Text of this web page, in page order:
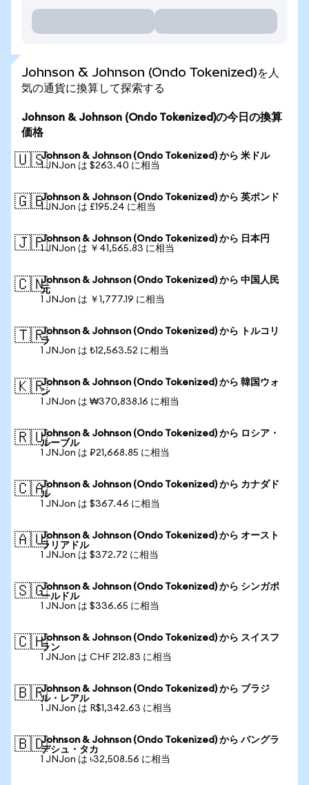
Johnson & Johnson (Ondo Tokenized)を人
気の通貨に換算して探索する
Johnson & Johnson (Ondo Tokenized)の今日の換算
価格
🇺🇸Johnson & Johnson (Ondo Tokenized) から 米ドル
1 JNJon は $263.40 に相当
🇬🇧Johnson & Johnson (Ondo Tokenized) から 英ポンド
1 JNJon は £195.24 に相当
🇯🇵Johnson & Johnson (Ondo Tokenized) から 日本円
1 JNJon は ￥41,565.83 に相当
🇨🇳Johnson & Johnson (Ondo Tokenized) から 中国人民
元
1 JNJon は ￥1,777.19 に相当
🇹🇷Johnson & Johnson (Ondo Tokenized) から トルコリ
ラ
1 JNJon は ₺12,563.52 に相当
🇰🇷Johnson & Johnson (Ondo Tokenized) から 韓国ウォ
ン
1 JNJon は ₩370,838.16 に相当
🇷🇺Johnson & Johnson (Ondo Tokenized) から ロシア・
ルーブル
1 JNJon は ₽21,668.85 に相当
🇨🇦Johnson & Johnson (Ondo Tokenized) から カナダド
ル
1 JNJon は $367.46 に相当
🇦🇺Johnson & Johnson (Ondo Tokenized) から オースト
ラリアドル
1 JNJon は $372.72 に相当
🇸🇬Johnson & Johnson (Ondo Tokenized) から シンガポ
ールドル
1 JNJon は $336.65 に相当
🇨🇭Johnson & Johnson (Ondo Tokenized) から スイスフ
ラン
1 JNJon は CHF 212.83 に相当
🇧🇷Johnson & Johnson (Ondo Tokenized) から ブラジ
ル・レアル
1 JNJon は R$1,342.63 に相当
🇧🇩Johnson & Johnson (Ondo Tokenized) から バングラ
デシュ・タカ
1 JNJon は ৳32,508.56 に相当